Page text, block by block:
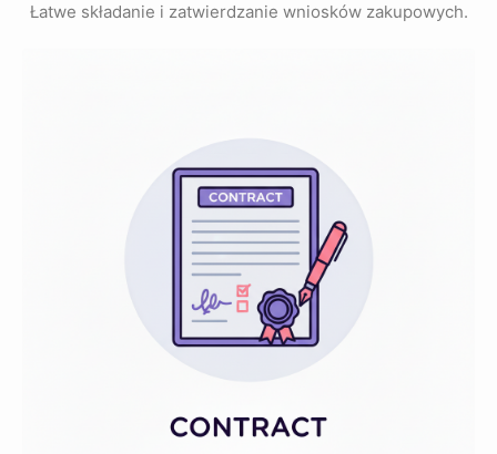
Łatwe składanie i zatwierdzanie wniosków zakupowych.